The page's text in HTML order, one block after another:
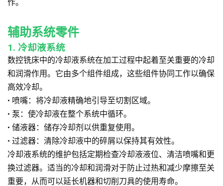
作。
辅助系统零件
1. 冷却液系统
数控铣床中的冷却液系统在加工过程中起着至关重要的冷却
和润滑作用。它由多个组件组成，这些组件协同工作以确保
高效冷却。
• 喷嘴：将冷却液精确地引导至切割区域。
• 泵：使冷却液在整个系统中循环。
• 储液器：储存冷却剂以供重复使用。
• 过滤器：清除冷却液中的碎屑以保持其有效性。
冷却液系统的维护包括定期检查冷却液液位、清洁喷嘴和更
换过滤器。适当的冷却和润滑对于防止过热和减少摩擦至关
重要，从而可以延长机器和切削刀具的使用寿命。